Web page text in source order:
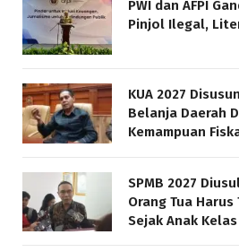
PWI dan AFPI
Pinjol Ilegal,
KUA 2027
Belanja Daerah
Kemampuan
SPMB 2027
Orang Tua
Sejak Anak